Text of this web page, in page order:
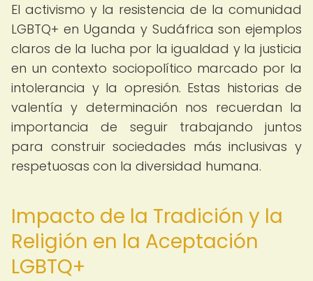
El activismo y la resistencia de la comunidad
LGBTQ+ en Uganda y Sudáfrica son ejemplos
claros de la lucha por la igualdad y la justicia
en un contexto sociopolítico marcado por la
intolerancia y la opresión. Estas historias de
valentía y determinación nos recuerdan la
importancia de seguir trabajando juntos
para construir sociedades más inclusivas y
respetuosas con la diversidad humana.
Impacto de la Tradición y la
Religión en la Aceptación
LGBTQ+